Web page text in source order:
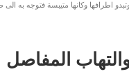
اطرافها وكانها متيبسة فتوجه به الى
المفاصل